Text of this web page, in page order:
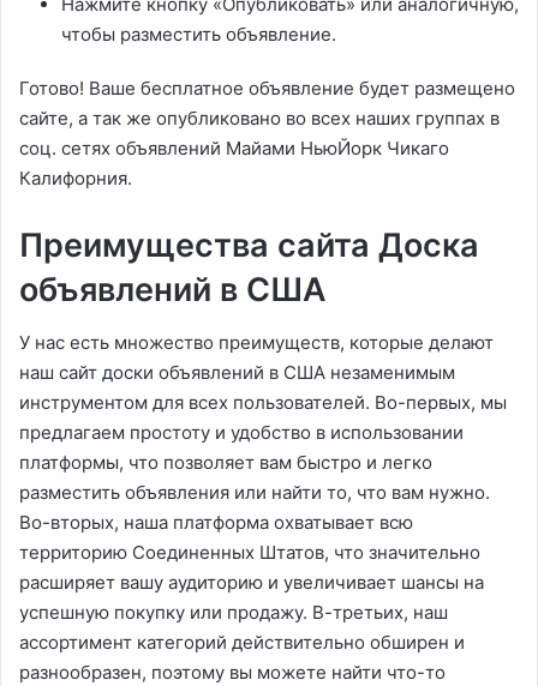
чтобы разместить объявление.
Готово! Ваше бесплатное объявление будет размещено
сайте, а так же опубликовано во всех наших группах в
соц. сетях объявлений Майами НьюЙорк Чикаго
Калифорния.
Преимущества сайта Доска
объявлений в США
У нас есть множество преимуществ, которые делают
наш сайт доски объявлений в США незаменимым
инструментом для всех пользователей. Во-первых, мы
предлагаем простоту и удобство в использовании
платформы, что позволяет вам быстро и легко
разместить объявления или найти то, что вам нужно.
Во-вторых, наша платформа охватывает всю
территорию Соединенных Штатов, что значительно
расширяет вашу аудиторию и увеличивает шансы на
успешную покупку или продажу. В-третьих, наш
ассортимент категорий действительно обширен и
разнообразен, поэтому вы можете найти что-то